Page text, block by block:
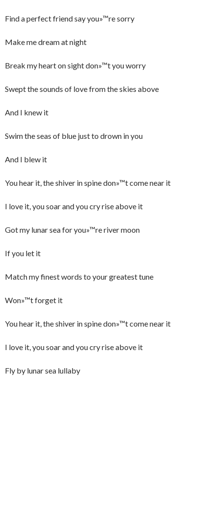
Find a perfect friend say you»™re sorry
Make me dream at night
Break my heart on sight don»™t you worry
Swept the sounds of love from the skies above
And I knew it
Swim the seas of blue just to drown in you
And I blew it
You hear it, the shiver in spine don»™t come near it
I love it, you soar and you cry rise above it
Got my lunar sea for you»™re river moon
If you let it
Match my finest words to your greatest tune
Won»™t forget it
You hear it, the shiver in spine don»™t come near it
I love it, you soar and you cry rise above it
Fly by lunar sea lullaby